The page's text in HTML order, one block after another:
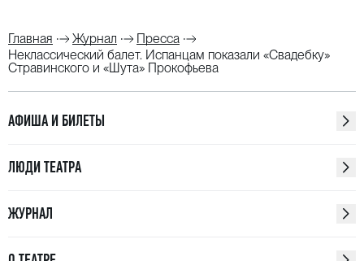
Главная Журнал
Пресса
Неклассический балет. Испанцам показали «Свадебку»
Стравинского и «Шута» Прокофьева
АФИША И БИЛЕТЫ
ЛЮДИ ТЕАТРА
ЖУРНАЛ